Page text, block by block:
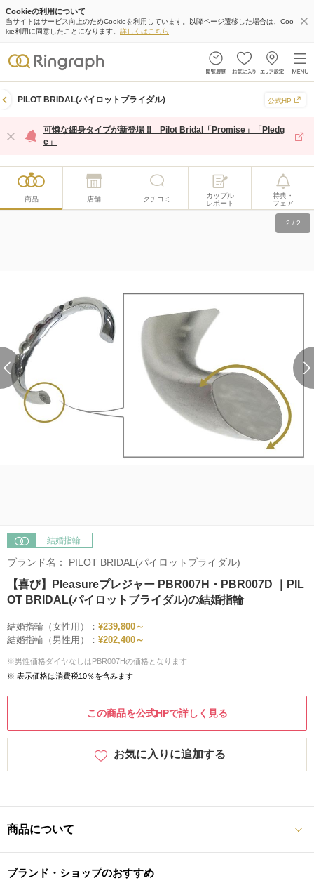
Cookieの利用について
当サイトはサービス向上のためCookieを利用しています。以降ページ遷移した場合は、Coo
kie利用に同意したことになります。 詳しくはこちら
PILOT BRIDAL(パイロットブライダル) 公式HP
可憐な細身タイプが新登場 ‼ Pilot Bridal「Promise」「Pledg
e」
商品 店舗 クチコミ
カップル
レポート
特典・
フェア
1 / 2
結婚指輪
ブランド名： PILOT BRIDAL(パイロットブライダル)
【喜び】Pleasureプレジャー PBR007H・PBR007D ｜PIL
OT BRIDAL(パイロットブライダル)の結婚指輪
結婚指輪（女性用）： ¥239,800～
結婚指輪（男性用）： ¥202,400～
※男性価格ダイヤなしはPBR007Hの価格となります
※ 表示価格は消費税10％を含みます
この商品を公式HPで詳しく見る
お気に入りに追加する
商品について
ブランド・ショップのおすすめ